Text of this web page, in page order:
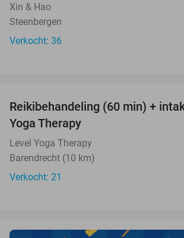
Xin & Hao
Steenbergen
Verkocht: 36
Reikibehandeling (60 min) +
Yoga Therapy
Level Yoga Therapy
Barendrecht (10 km)
Verkocht: 21